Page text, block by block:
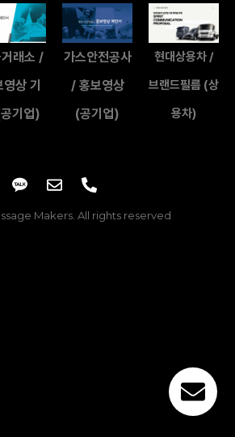
래소 /
상 기
기업)
가스안전공사
/ 홍보영상
(공기업)
현대상용차 /
브랜드필름 (상
용차)
Makers. All rights reserved